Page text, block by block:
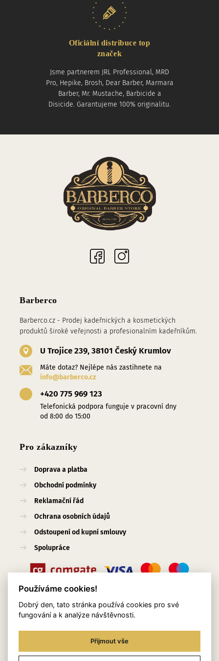
Oficiální distribuce top
značek
Jsme partnerem JRL Professional, MRD
Pro, Hepike, Brosh, Dear Barber, Marmara
Barber, Mr. Mustache, Barbicide a
Disicide. Garantujeme 100% originalitu.
Barberco
Barberco.cz - Prodej kadeřnických a kosmetických
produktů široké veřejnosti a profesionalním kadeřníkům.
U Trojice 239, 38101 Český Krumlov
Máte dotaz? Nejlépe nás zastihnete na
info@barberco.cz
+420 775 969 123
Telefonická podpora funguje v pracovní dny
od 8:00 do 15:00
Pro zákazníky
Doprava a platba
Obchodní podmínky
Reklamační řád
Ochrana osobních údajů
Odstoupení od kupní smlouvy
Spolupráce
Užitečné odkazy
O nás
Používáme cookies!
Dobrý den, tato stránka používá cookies pro své
fungování a k analýze návštěvnosti.
Přijmout vše